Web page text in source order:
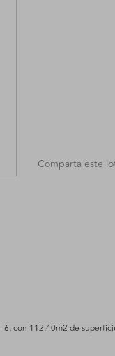
Comparta este
6, con 112,40m2 de